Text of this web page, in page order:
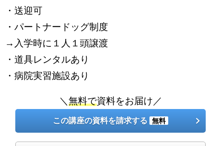
・送迎可
・パートナードッグ制度
→入学時に１人１頭譲渡
・道具レンタルあり
・病院実習施設あり
＼ 無料で資料をお届け／
この講座の資料を請求する 無料